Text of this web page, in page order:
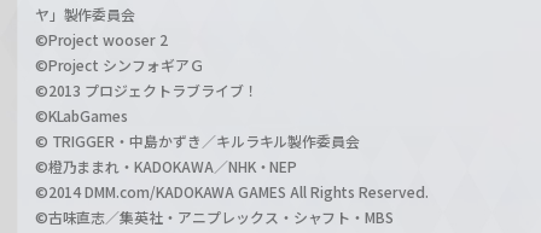
ヤ」製作委員会
©Project wooser 2
©Project シンフォギアＧ
©2013 プロジェクトラブライブ！
©KLabGames
© TRIGGER・中島かずき／キルラキル製作委員会
©橙乃ままれ・KADOKAWA／NHK・NEP
©2014 DMM.com/KADOKAWA GAMES All Rights Reserved.
©古味直志／集英社・アニプレックス・シャフト・MBS